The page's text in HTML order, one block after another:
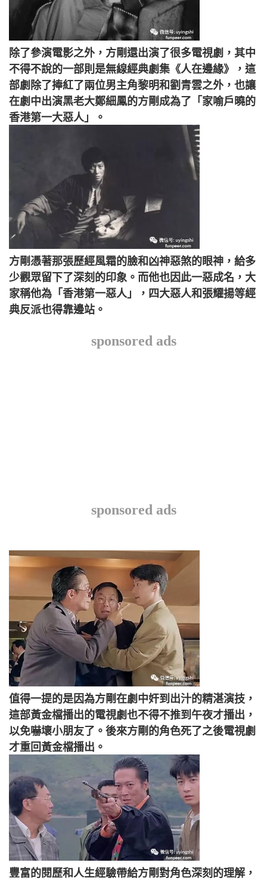
除了參演電影之外，方剛還出演了很多電視劇，其中
不得不說的一部則是無線經典劇集《人在邊緣》，這
部劇除了捧紅了兩位男主角黎明和劉青雲之外，也讓
在劇中出演黑老大鄭細鳳的方剛成為了「家喻戶曉的
香港第一大惡人」。
方剛憑著那張歷經風霜的臉和凶神惡煞的眼神，給多
少觀眾留下了深刻的印象。而他也因此一惡成名，大
家稱他為「香港第一惡人」，四大惡人和張耀揚等經
典反派也得靠邊站。
sponsored ads
sponsored ads
值得一提的是因為方剛在劇中奸到出汁的精湛演技，
這部黃金檔播出的電視劇也不得不推到午夜才播出，
以免嚇壞小朋友了。後來方剛的角色死了之後電視劇
才重回黃金檔播出。
豐富的閱歷和人生經驗帶給方剛對角色深刻的理解，